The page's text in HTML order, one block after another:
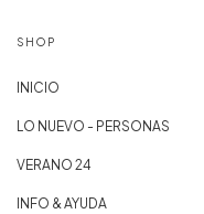
SHOP
INICIO
LO NUEVO - PERSONAS
VERANO 24
INFO & AYUDA